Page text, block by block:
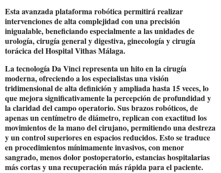
Esta avanzada plataforma robótica permitirá realizar
intervenciones de alta complejidad con una precisión
inigualable, beneficiando especialmente a las unidades de
urología, cirugía general y digestiva, ginecología y cirugía
torácica del Hospital Vithas Málaga.
La tecnología Da Vinci representa un hito en la cirugía
moderna, ofreciendo a los especialistas una visión
tridimensional de alta definición y ampliada hasta 15 veces, lo
que mejora significativamente la percepción de profundidad y
la claridad del campo operatorio. Sus brazos robóticos, de
apenas un centímetro de diámetro, replican con exactitud los
movimientos de la mano del cirujano, permitiendo una destreza
y un control superiores en espacios reducidos. Esto se traduce
en procedimientos mínimamente invasivos, con menor
sangrado, menos dolor postoperatorio, estancias hospitalarias
más cortas y una recuperación más rápida para el paciente.